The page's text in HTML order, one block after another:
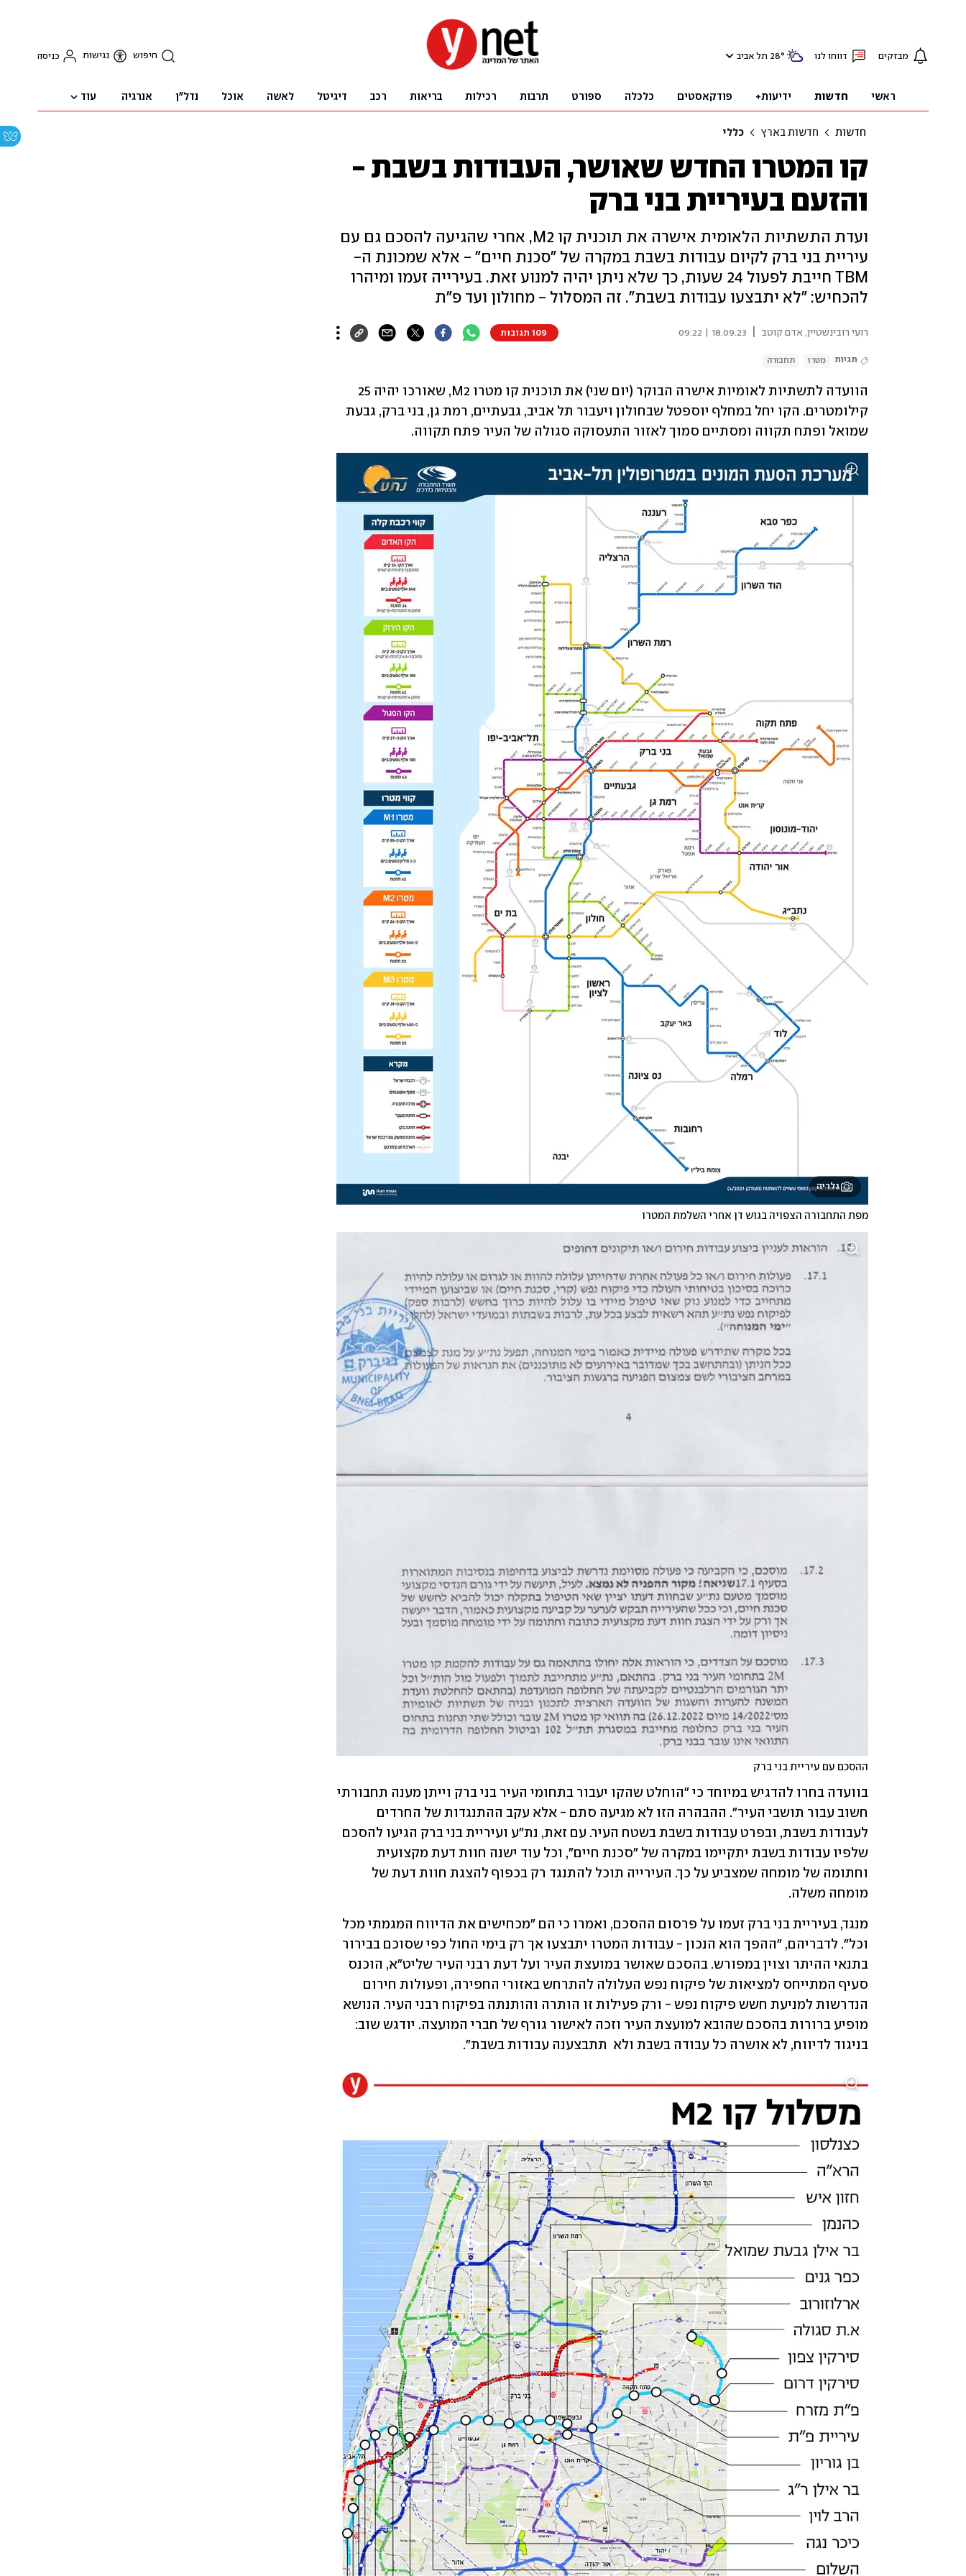
מבזקים דווחו לנו 28° תל אביב חיפוש נגישות כניסה
ראשי חדשות ידיעות+ פודקאסטים כלכלה ספורט תרבות רכילות בריאות רכב דיגיטל לאשה אוכל נדל"ן אנרגיה עוד
חדשות חדשות בארץ כללי
קו המטרו החדש שאושר, העבודות בשבת -
והזעם בעיריית בני ברק
ועדת התשתיות הלאומית אישרה את תוכנית קו M2, אחרי שהגיעה להסכם גם עם
עיריית בני ברק לקיום עבודות בשבת במקרה של "סכנת חיים" - אלא שמכונת ה-
TBM חייבת לפעול 24 שעות, כך שלא ניתן יהיה למנוע זאת. בעירייה זעמו ומיהרו
להכחיש: "לא יתבצעו עבודות בשבת". זה המסלול - מחולון ועד פ"ת
רועי רובינשטיין אדם קוטב 18.09.23 | 09:22 109 תגובות
תגיות מטרו תחבורה
שמואל ופתח תקווה ומסתיים סמוך לאזור התעסוקה סגולה של העיר פתח תקווה.
גלריה
מפת התחבורה הצפויה בגוש דן אחרי השלמת המטרו
ההסכם עם עיריית בני ברק
מומחה משלה.
בניגוד לדיווח, לא אושרה כל עבודה בשבת ולא  תתבצענה עבודות בשבת".